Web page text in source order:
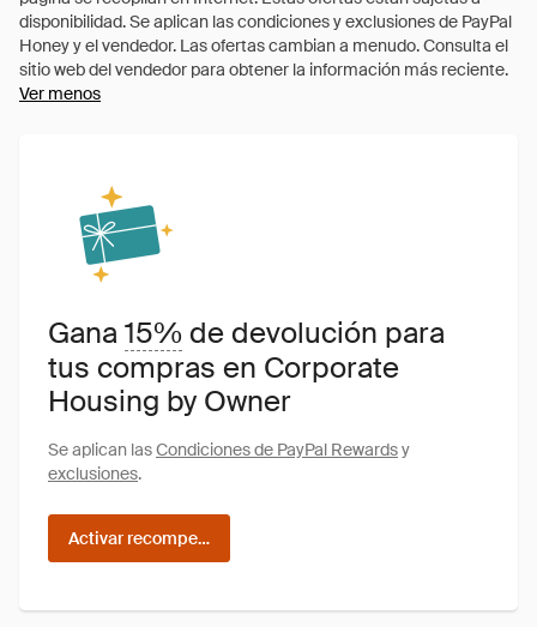
Ver menos
Gana15% de devolución para
tus compras en Corporate
Housing by Owner
Se aplican lasCondiciones de PayPal Rewardsy
exclusiones.
Activar recompensas